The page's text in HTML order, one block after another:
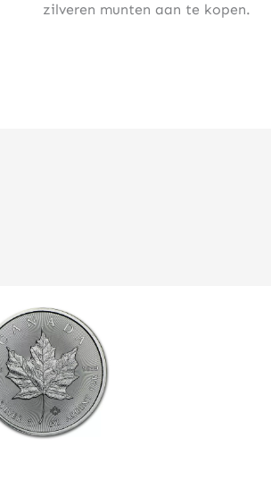
zilveren munten aan te kopen.
Klik hier